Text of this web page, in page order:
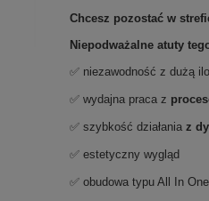
Chcesz pozostać w
Niepodważalne atuty
✅ niezawodność z dużą
✅ wydajna praca z
✅ szybkość działaniaz
✅ estetyczny wygląd
✅ obudowa typu All In One